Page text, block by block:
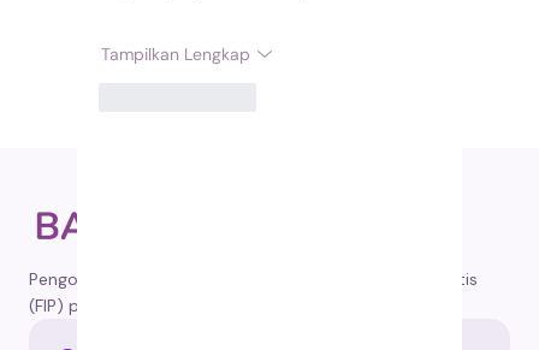
Tampilkan Lengkap
Pengobatan tepercaya untuk Feline Infectious Peritonitis
(FIP) pada kucing, dikirim ke seluruh Indonesia.